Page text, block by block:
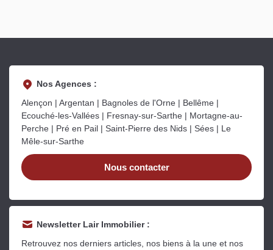
Nos Agences :
Alençon | Argentan | Bagnoles de l'Orne | Bellême |
Ecouché-les-Vallées | Fresnay-sur-Sarthe | Mortagne-au-
Perche | Pré en Pail | Saint-Pierre des Nids | Sées | Le
Mêle-sur-Sarthe
Nous contacter
Newsletter Lair Immobilier :
Retrouvez nos derniers articles, nos biens à la une et nos